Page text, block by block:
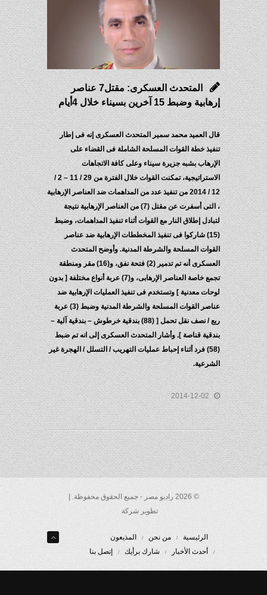
المتحدث العسكرى: مقتل7 عناصر
إرهابية وضبط 15 آخرين بسيناء خلال 4أيام
قال العميد محمد سمير المتحدث العسكرى إنه فى إطار
تنفيذ خطة القوات المسلحة الشاملة فى القضاء على
الإرهاب بشبه جزيرة سيناء وعلى كافة الاتجاهات
الاستراتيجية، تمكنت القوات خلال الفترة من 29 / 11 – 2 /
12 / 2014 من تنفيذ عدد من المداهمات ضد العناصر الإرهابية
، التى أسفرت عن مقتل (7) من العناصر الإرهابية نتيجة
لتبادل إطلاق النار مع القوات أثناء تنفيذ المداهمات، وضبط
(15) شاركوا فى تنفيذ المخططات الإرهابية ضد عناصر
القوات المسلحة والشرطة المدنية. وأوضح المتحدث
العسكرى أنه تم تدمير (2) فتحة نفق، و(16) مقر ومنطقة
تجمع خاصة العناصر الإرهابى، و(7) عربة أنواع مختلفة [ بدون
لوحات معدنية ] وتستخدم فى تنفيذ العمليات الإرهابية ضد
عناصر القوات المسلحة والشرطة المدنية وضبط (3) عربة
ربع / نصف نقل تحمل [ (88) بندقية خرطوش – بندقية آلية –
بندقية قناصة ]. وأشار المتحدث العسكرى إلى انه تم ضبط
(58) فرد أثناء إحباط عمليات التهريب / التسلل / الهجرة غير
الشرعية.
2014-12-02
© 2026 راديو مصر - جميع الحقوق محفوظة. |
تطوير شركة
الرئيسية من نحن
المذيعون
أحدث الأخبار
شارك برأيك إتصل بنا